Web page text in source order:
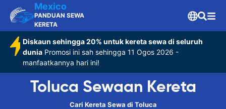
Mexico
PANDUAN SEWA
KERETA
Diskaun sehingga 20% untuk kereta sewa di seluruh
dunia Promosi ini sah sehingga 11 Ogos 2026 -
manfaatkannya hari ini!
Toluca Sewaan Kereta
Cari Kereta Sewa di Toluca